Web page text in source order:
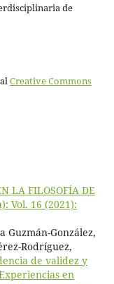
de
Creative Commons
LA FILOSOFÍA DE
Vol. 16 (2021):
Guzmán-González,
Rodríguez,
de validez y
en